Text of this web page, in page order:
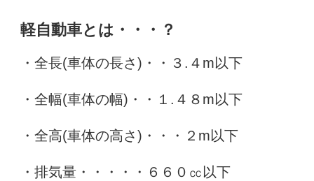
軽自動車とは・・・？
・全長(車体の長さ)・・３.４m以下
・全幅(車体の幅)・・１.４８m以下
・全高(車体の高さ)・・・２m以下
・排気量・・・・・６６０㏄以下